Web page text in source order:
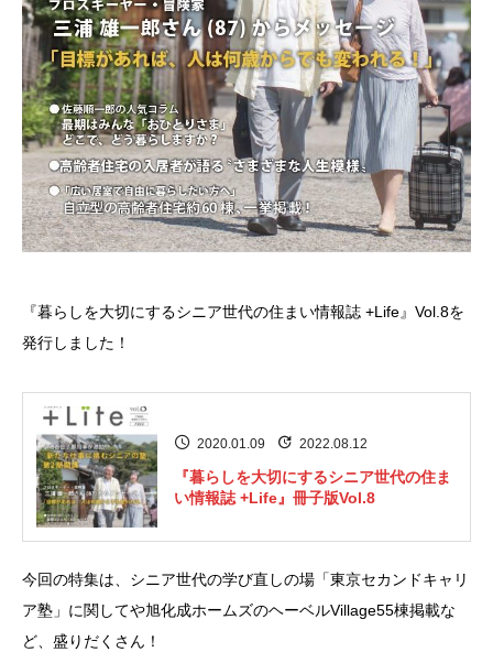
『暮らしを大切にするシニア世代の住まい情報誌 +Life』Vol.8を
発行しました！
2020.01.09 2022.08.12
『暮らしを大切にするシニア世代の住ま
い情報誌 +Life』冊子版Vol.8
今回の特集は、シニア世代の学び直しの場「東京セカンドキャリ
ア塾」に関してや旭化成ホームズのヘーベルVillage55棟掲載な
ど、盛りだくさん！